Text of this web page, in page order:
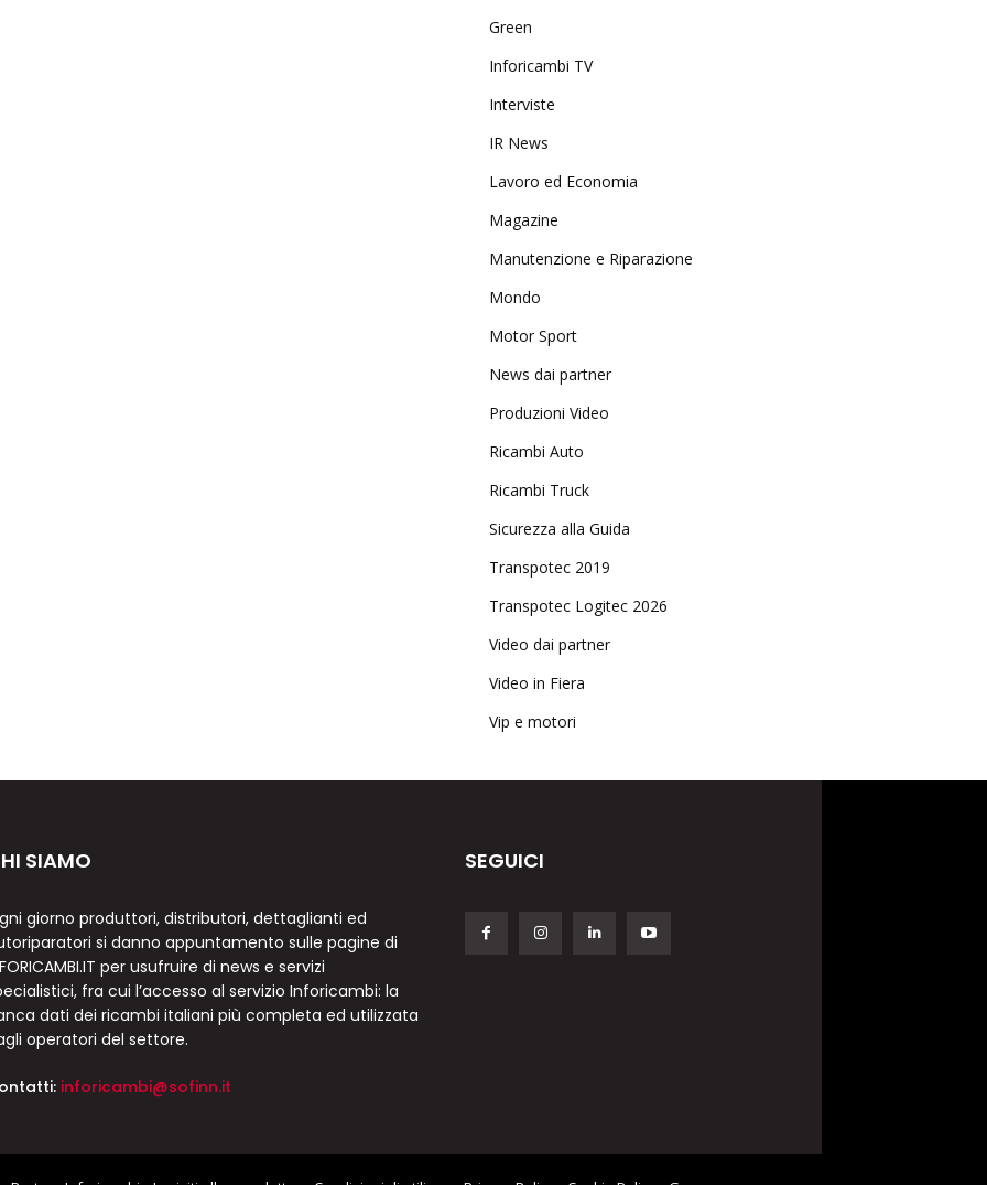
Green
Inforicambi TV
Interviste
IR News
Lavoro ed Economia
Magazine
Manutenzione e Riparazione
Mondo
Motor Sport
News dai partner
Produzioni Video
Ricambi Auto
Ricambi Truck
Sicurezza alla Guida
Transpotec 2019
Transpotec Logitec 2026
Video dai partner
Video in Fiera
Vip e motori
SIAMO
giorno produttori, distributori, dettaglianti ed
si danno appuntamento sulle pagine di
per usufruire di news e servizi
fra cui l’accesso al servizio Inforicambi: la
dati dei ricambi italiani più completa ed utilizzata
operatori del settore.
inforicambi@sofinn.it
SEGUICI